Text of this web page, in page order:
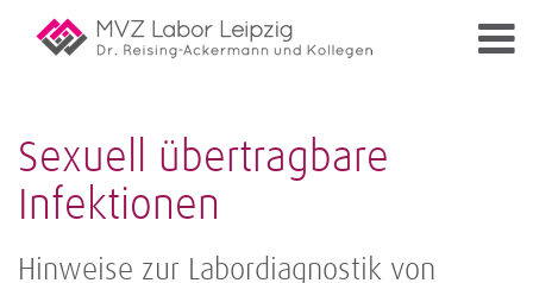
Sexuell übertragbare
Infektionen
Hinweise zur Labordiagnostik von